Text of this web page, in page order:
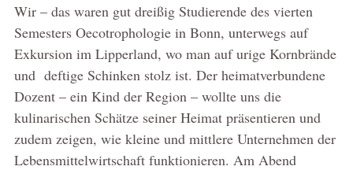
Wir – das waren gut dreißig Studierende des vierten
Semesters Oecotrophologie in Bonn, unterwegs auf
Exkursion im Lipperland, wo man auf urige Kornbrände
und deftige Schinken stolz ist. Der heimatverbundene
Dozent – ein Kind der Region – wollte uns die
kulinarischen Schätze seiner Heimat präsentieren und
zudem zeigen, wie kleine und mittlere Unternehmen der
Lebensmittelwirtschaft funktionieren. Am Abend